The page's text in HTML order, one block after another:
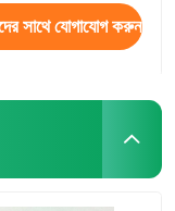
সাথে যোগাযোগ করুন